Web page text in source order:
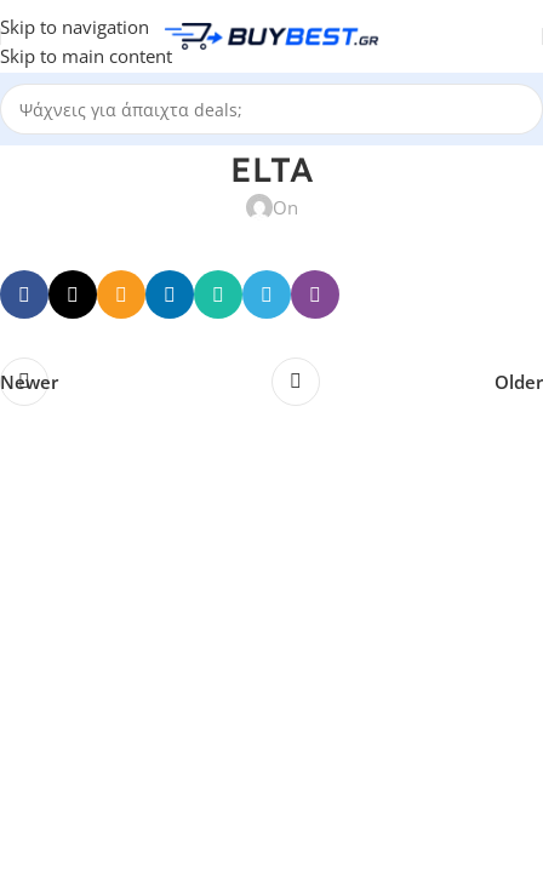
Skip to navigation
Skip to main content
ELTA
On
Newer Older